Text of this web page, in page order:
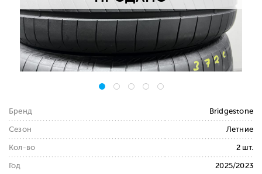
Бренд Bridgestone
Сезон Летние
Кол-во 2 шт.
Год 2025/2023